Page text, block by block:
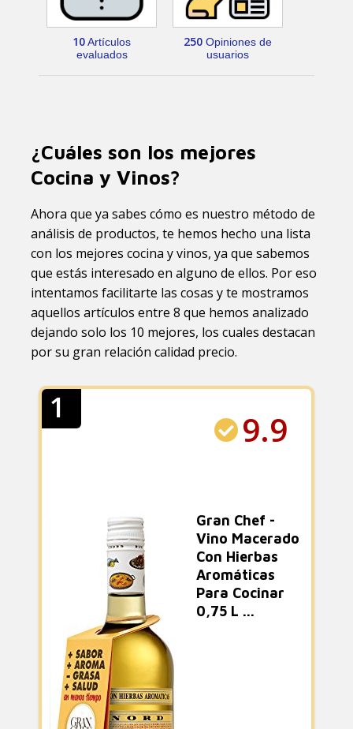
10Artículos
evaluados
250 Opiniones de
usuarios
¿Cuáles son los mejores
Cocina y Vinos?
Ahora que ya sabes cómo es nuestro método de
análisis de productos, te hemos hecho una lista
con los mejores cocina y vinos, ya que sabemos
que estás interesado en alguno de ellos. Por eso
intentamos facilitarte las cosas y te mostramos
aquellos artículos entre 8 que hemos analizado
dejando solo los 10 mejores, los cuales destacan
por su gran relación calidad precio.
1
9.9
Gran Chef -
Vino Macerado
Con Hierbas
Aromáticas
Para Cocinar
0,75 L ...